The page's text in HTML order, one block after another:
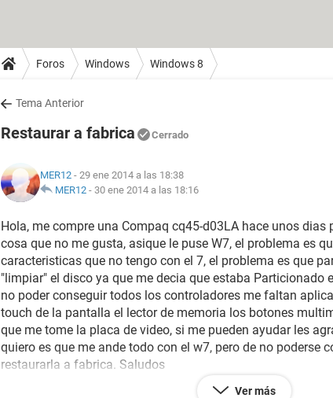
Foros Windows Windows 8
Tema Anterior
Restaurar a fabrica Cerrado
MER12 - 29 ene 2014 a las 18:38
MER12 - 30 ene 2014 a las 18:16
Hola, me compre una Compaq cq45-d03LA hace unos dias
cosa que no me gusta, asique le puse W7, el problema es
caracteristicas que no tengo con el 7, el problema es que
"limpiar" el disco ya que me decia que estaba Particionado
no poder conseguir todos los controladores me faltan
touch de la pantalla el lector de memoria los botones
que me tome la placa de video, si me pueden ayudar les
quiero es que me ande todo con el w7, pero de no poderse
restaurarla a fabrica. Saludos
Ver más